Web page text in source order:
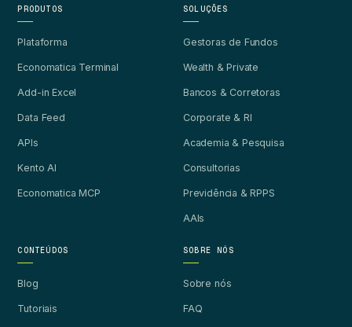
PRODUTOS
Plataforma
Economatica Terminal
Add-in Excel
Data Feed
APIs
Kento AI
Economatica MCP
SOLUÇÕES
Gestoras de Fundos
Wealth & Private
Bancos & Corretoras
Corporate & RI
Academia & Pesquisa
Consultorias
Previdência & RPPS
AAIs
CONTEÚDOS
Blog
Tutoriais
SOBRE NÓS
Sobre nós
FAQ